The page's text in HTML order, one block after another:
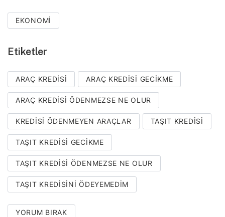
EKONOMI
Etiketler
ARAÇ KREDISI ARAÇ KREDISI GECIKME
ARAÇ KREDISI ÖDENMEZSE NE OLUR
KREDISI ÖDENMEYEN ARAÇLAR TAŞIT KREDISI
TAŞIT KREDISI GECIKME
TAŞIT KREDISI ÖDENMEZSE NE OLUR
TAŞIT KREDISINI ÖDEYEMEDIM
YORUM BIRAK